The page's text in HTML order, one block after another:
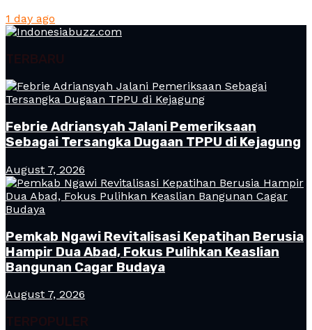
1 day ago
TERBARU
Febrie Adriansyah Jalani Pemeriksaan
Sebagai Tersangka Dugaan TPPU di Kejagung
August 7, 2026
Pemkab Ngawi Revitalisasi Kepatihan Berusia
Hampir Dua Abad, Fokus Pulihkan Keaslian
Bangunan Cagar Budaya
August 7, 2026
TERPOPULER